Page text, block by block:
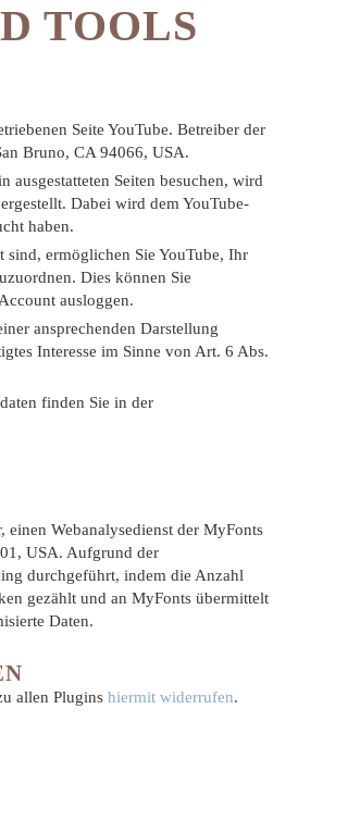
TOOLS
Seite YouTube. Betreiber der
Bruno, CA 94066, USA.
ausgestatteten Seiten besuchen, wird
Dabei wird dem YouTube-
haben.
ermöglichen Sie YouTube, Ihr
Dies können Sie
ausloggen.
ansprechenden Darstellung
Interesse im Sinne von Art. 6 Abs.
finden Sie in der
Webanalysedienst der MyFonts
USA. Aufgrund der
durchgeführt, indem die Anzahl
gezählt und an MyFonts übermittelt
Daten.
allen Plugins hiermit widerrufen.